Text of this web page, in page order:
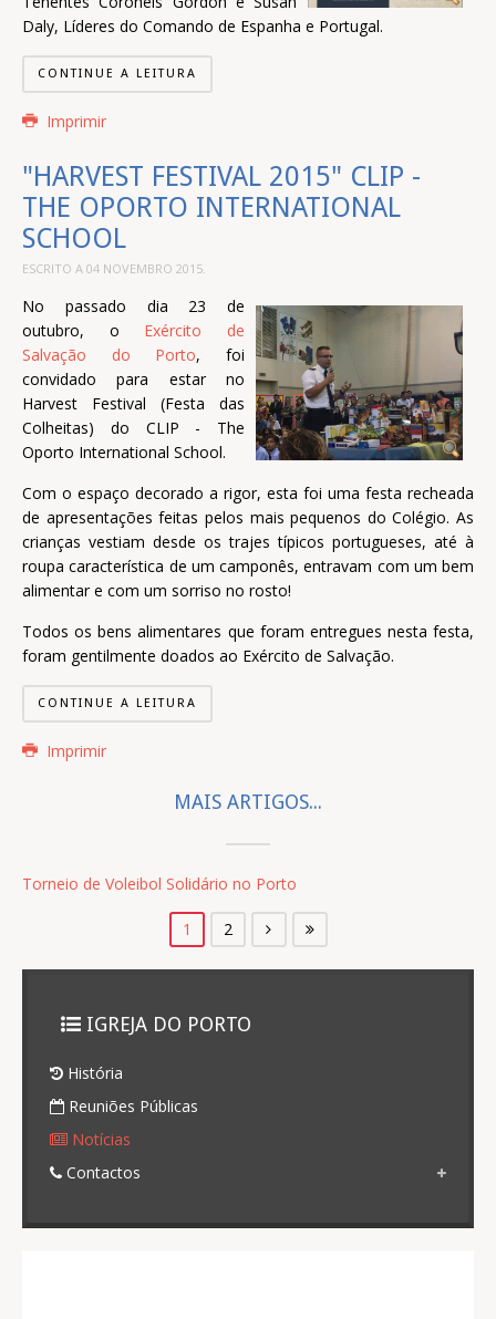
Daly, Líderes do Comando de Espanha e Portugal.
CONTINUE A LEITURA
Imprimir
"HARVEST FESTIVAL 2015" CLIP -
THE OPORTO INTERNATIONAL
SCHOOL
ESCRITO A 04 NOVEMBRO 2015.
No passado dia 23 de
outubro, o Exército de
Salvação do Porto, foi
convidado para estar no
Harvest Festival (Festa das
Colheitas) do CLIP - The
Oporto International School.
Com o espaço decorado a rigor, esta foi uma festa recheada
de apresentações feitas pelos mais pequenos do Colégio. As
crianças vestiam desde os trajes típicos portugueses, até à
roupa característica de um camponês, entravam com um bem
alimentar e com um sorriso no rosto!
Todos os bens alimentares que foram entregues nesta festa,
foram gentilmente doados ao Exército de Salvação.
CONTINUE A LEITURA
Imprimir
MAIS ARTIGOS...
Torneio de Voleibol Solidário no Porto
1 2
IGREJA DO PORTO
História
Reuniões Públicas
Notícias
Contactos